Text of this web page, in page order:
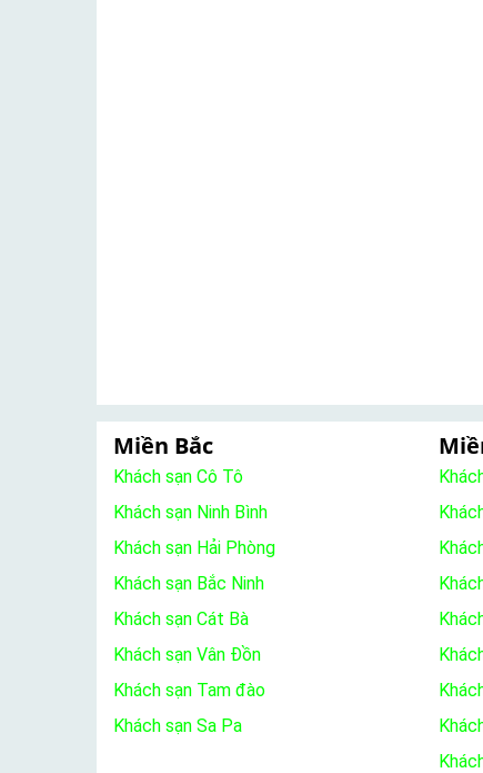
Miền Bắc
Khách sạn Cô Tô
Khách sạn Ninh Bình
Khách sạn Hải Phòng
Khách sạn Bắc Ninh
Khách sạn Cát Bà
Khách sạn Vân Đồn
Khách sạn Tam đào
Khách sạn Sa Pa